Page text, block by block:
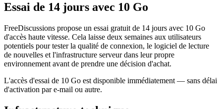
Essai de 14 jours avec 10 Go
FreeDiscussions propose un essai gratuit de 14 jours avec 10 Go
d'accès haute vitesse. Cela laisse deux semaines aux utilisateurs
potentiels pour tester la qualité de connexion, le logiciel de lecture
de nouvelles et l'infrastructure serveur dans leur propre
environnement avant de prendre une décision d'achat.
L'accès d'essai de 10 Go est disponible immédiatement — sans délai
d'activation par e-mail ou autre.